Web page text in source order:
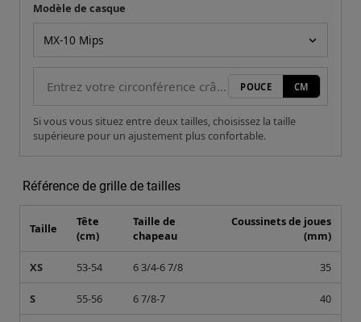
Votre mesure
Modèle de casque
POUCE CM
Si vous vous situez entre deux tailles, choisissez la taille
supérieure pour un ajustement plus confortable.
Référence de grille de tailles
Taille
Tête
(cm)
Taille de
chapeau
Coussinets de joues
(mm)
XS 53-54 6 3/4-6 7/8 35
S 55-56 6 7/8-7 40